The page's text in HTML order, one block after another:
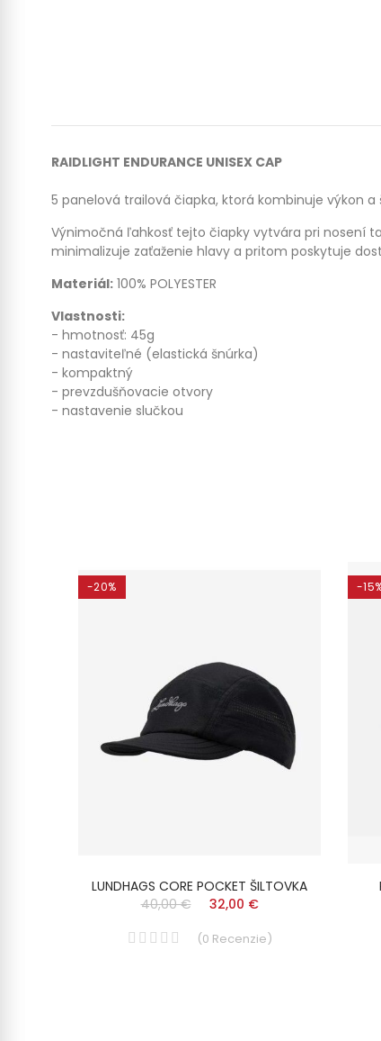
RAIDLIGHT ENDURANCE UNISEX CAP
5 panelová trailová čiapka, ktorá kombinuje výkon a
Výnimočná ľahkosť tejto čiapky vytvára pri nosení
minimalizuje zaťaženie hlavy a pritom poskytuje
Materiál: 100% POLYESTER
Vlastnosti:
- hmotnosť: 45g
- nastaviteľné (elastická šnúrka)
- kompaktný
- prevzdušňovacie otvory
- nastavenie slučkou
-20%
LUNDHAGS CORE POCKET ŠILTOVKA
40,00 €
32,00 €
(0 Recenzie)
-